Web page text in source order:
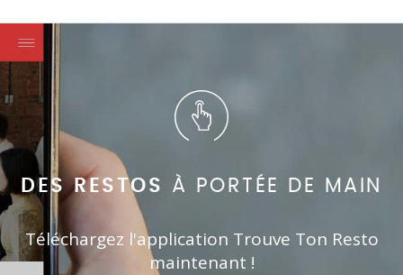
DES RESTOS À PORTÉE DE MAIN
Téléchargez l'application Trouve Ton Resto
maintenant !